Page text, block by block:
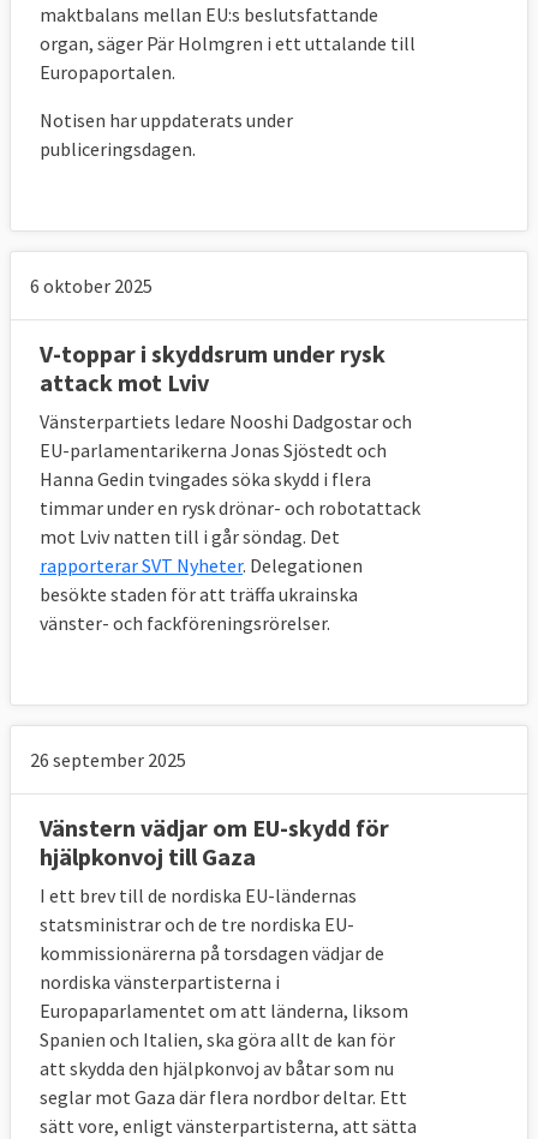
maktbalans mellan EU:s beslutsfattande
organ, säger Pär Holmgren i ett uttalande till
Europaportalen.
Notisen har uppdaterats under
publiceringsdagen.
6 oktober 2025
V-toppar i skyddsrum under rysk
attack mot Lviv
Vänsterpartiets ledare Nooshi Dadgostar och
EU-parlamentarikerna Jonas Sjöstedt och
Hanna Gedin tvingades söka skydd i flera
timmar under en rysk drönar- och robotattack
mot Lviv natten till i går söndag. Det
rapporterar SVT Nyheter. Delegationen
besökte staden för att träffa ukrainska
vänster- och fackföreningsrörelser.
26 september 2025
Vänstern vädjar om EU-skydd för
hjälpkonvoj till Gaza
I ett brev till de nordiska EU-ländernas
statsministrar och de tre nordiska EU-
kommissionärerna på torsdagen vädjar de
nordiska vänsterpartisterna i
Europaparlamentet om att länderna, liksom
Spanien och Italien, ska göra allt de kan för
att skydda den hjälpkonvoj av båtar som nu
seglar mot Gaza där flera nordbor deltar. Ett
sätt vore, enligt vänsterpartisterna, att sätta